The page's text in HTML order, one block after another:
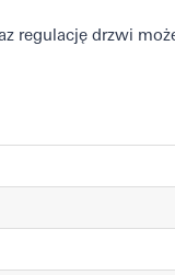
regulację drzwi